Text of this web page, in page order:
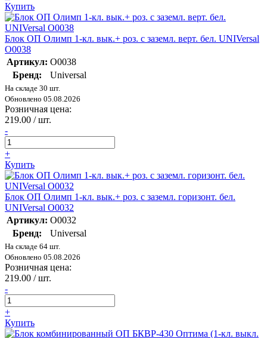
Купить
Блок ОП Олимп 1-кл. вык.+ роз. с заземл. верт. бел. UNIVersal
О0038
Артикул: О0038
Бренд:
Universal
На складе 30 шт.
Обновлено 05.08.2026
Розничная цена:
219.00 / шт.
-
+
Купить
Блок ОП Олимп 1-кл. вык.+ роз. с заземл. горизонт. бел.
UNIVersal О0032
Артикул: О0032
Бренд:
Universal
На складе 64 шт.
Обновлено 05.08.2026
Розничная цена:
219.00 / шт.
-
+
Купить